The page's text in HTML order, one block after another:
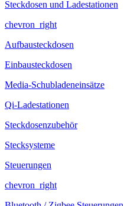
Steckdosen und Ladestationen
chevron_right
Aufbausteckdosen
Einbausteckdosen
Media-Schubladeneinsätze
Qi-Ladestationen
Steckdosenzubehör
Stecksysteme
Steuerungen
chevron_right